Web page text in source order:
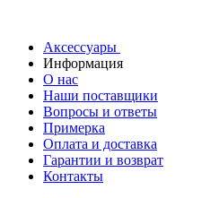
Аксессуары
Информация
О нас
Наши поставщики
Вопросы и ответы
Примерка
Оплата и доставка
Гарантии и возврат
Контакты